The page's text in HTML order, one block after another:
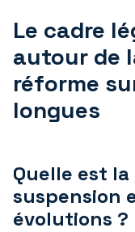
Le cadre
autour de
réforme
longues
Quelle est
suspension
évolutions ?